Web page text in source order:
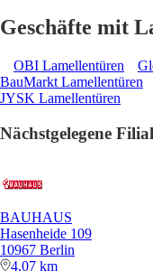
Geschäfte mit
OBI Lamellentüren
BauMarkt Lamellentüren
JYSK Lamellentüren
Nächstgelegene
BAUHAUS
Hasenheide 109
10967 Berlin
4,07 km